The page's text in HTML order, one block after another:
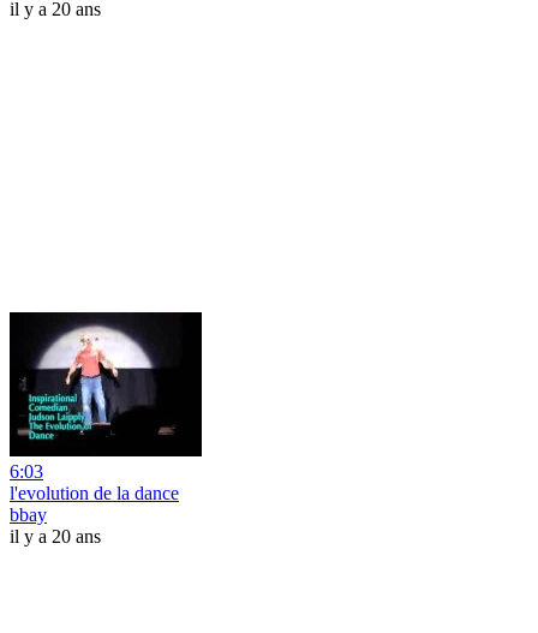
il y a 20 ans
6:03
l'evolution de la dance
bbay
il y a 20 ans